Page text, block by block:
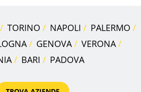
TORINO NAPOLI
PALERMO
GENOVA
VERONA
BARI PADOVA